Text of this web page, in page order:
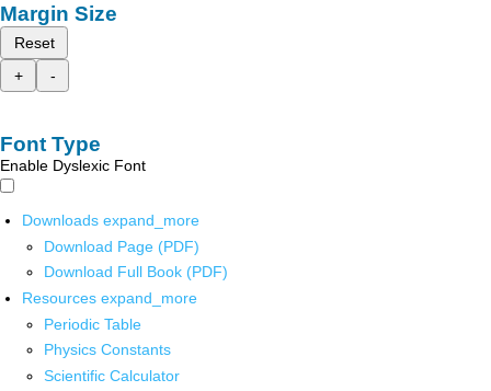
Margin Size
Reset
+
-
Font Type
Enable Dyslexic Font
Downloads expand_more
Download Page (PDF)
Download Full Book (PDF)
Resources expand_more
Periodic Table
Physics Constants
Scientific Calculator